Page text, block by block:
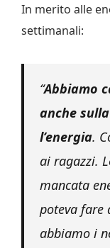
In merito alle
settimanali:
“Abbiamo
anche
l’energia.
ai ragazzi.
mancata
poteva fare
abbiamo i